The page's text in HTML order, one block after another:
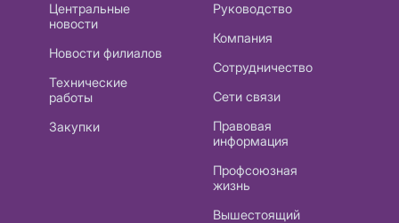
Центральные
новости
Новости филиалов
Технические
работы
Закупки
Руководство
Компания
Сотрудничество
Сети связи
Правовая
информация
Профсоюзная
жизнь
Вышестоящий